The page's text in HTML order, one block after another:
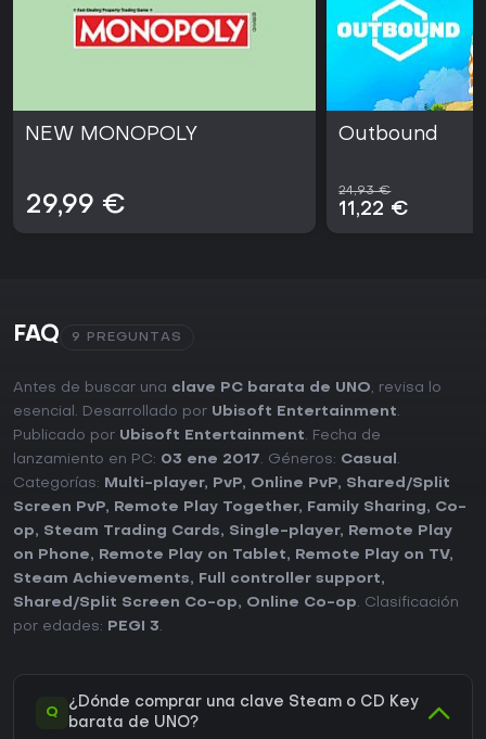
NEW MONOPOLY
29,99 €
Outbound
24,93 €
11,22 €
FAQ 9 PREGUNTAS
Antes de buscar una clave PC barata de UNO, revisa lo
esencial. Desarrollado por Ubisoft Entertainment.
Publicado por Ubisoft Entertainment. Fecha de
lanzamiento en PC: 03 ene 2017. Géneros: Casual .
Categorías:
Multi-player, PvP, Online PvP, Shared/Split
Screen PvP, Remote Play Together, Family Sharing, Co-
op, Steam Trading Cards, Single-player,
Remote Play
on Phone, Remote Play on Tablet, Remote Play on TV,
Steam Achievements, Full controller support,
Shared/Split Screen Co-op, Online Co-op. Clasificación
por edades:
PEGI 3.
Q
¿Dónde comprar una clave Steam o CD Key
barata de UNO?